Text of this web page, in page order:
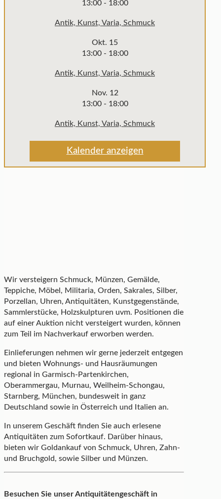
13:00- 18:00
Antik, Kunst, Varia, Schmuck
Okt. 15
13:00- 18:00
Antik, Kunst, Varia, Schmuck
Nov. 12
13:00- 18:00
Antik, Kunst, Varia, Schmuck
Kalender anzeigen
Wir versteigern Schmuck, Münzen, Gemälde,
Teppiche, Möbel, Militaria, Orden, Sakrales, Silber,
Porzellan, Uhren, Antiquitäten, Kunstgegenstände,
Sammlerstücke, Holzskulpturen uvm. Positionen die
auf einer Auktion nicht versteigert wurden, können
zum Teil im Nachverkauf erworben werden.
Einlieferungen nehmen wir gerne jederzeit entgegen
und bieten Wohnungs- und Hausräumungen
regional in Garmisch-Partenkirchen,
Oberammergau, Murnau, Weilheim-Schongau,
Starnberg, München, bundesweit in ganz
Deutschland sowie in Österreich und Italien an.
In unserem Geschäft finden Sie auch erlesene
Antiquitäten zum Sofortkauf. Darüber hinaus,
bieten wir Goldankauf von Schmuck, Uhren, Zahn-
und Bruchgold, sowie Silber und Münzen.
Besuchen Sie unser Antiquitätengeschäft in